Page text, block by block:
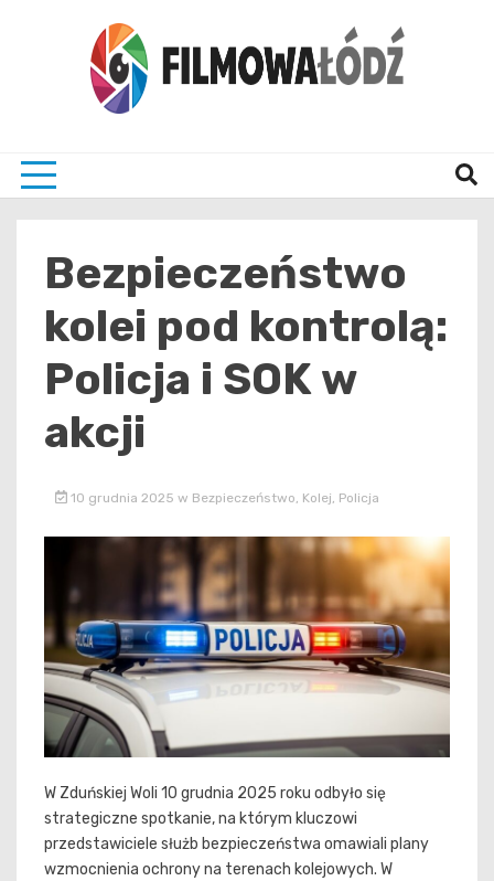
Bezpieczeństwo
kolei pod kontrolą:
Policja i SOK w
akcji
10 grudnia 2025 w Bezpieczeństwo Kolej Policja
W Zduńskiej Woli 10 grudnia 2025 roku odbyło się
strategiczne spotkanie, na którym kluczowi
przedstawiciele służb bezpieczeństwa omawiali plany
wzmocnienia ochrony na terenach kolejowych. W